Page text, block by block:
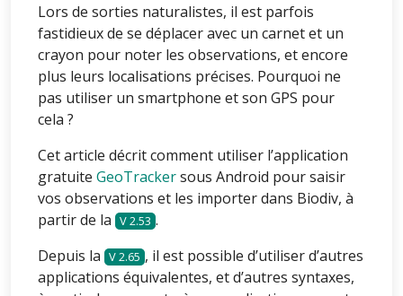
Lors de sorties naturalistes, il est parfois
fastidieux de se déplacer avec un carnet et un
crayon pour noter les observations, et encore
plus leurs localisations précises. Pourquoi ne
pas utiliser un smartphone et son GPS pour
cela ?
Cet article décrit comment utiliser l’application
gratuite GeoTrackersous Android pour saisir
vos observations et les importer dans Biodiv, à
partir de la
2.53 .
Depuis la
2.65 , il est possible d’utiliser d’autres
applications équivalentes, et d’autres syntaxes,